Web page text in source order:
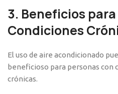
3. Beneficios
Condiciones
El uso de aire acondicionado
beneficioso para personas con
crónicas.